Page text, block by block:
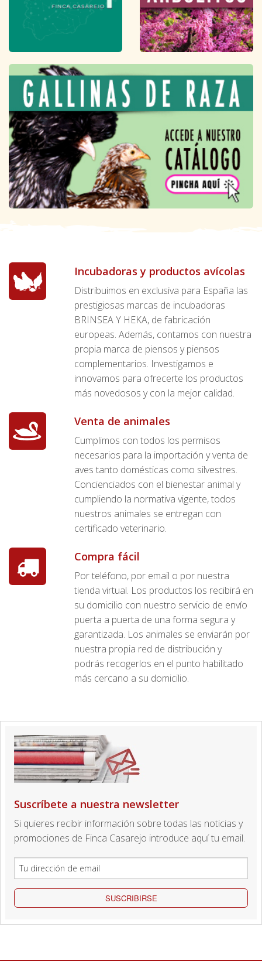
Incubadoras y productos avícolas
Distribuimos en exclusiva para España las
prestigiosas marcas de incubadoras
BRINSEA Y HEKA, de fabricación
europeas. Además, contamos con nuestra
propia marca de piensos y piensos
complementarios. Investigamos e
innovamos para ofrecerte los productos
más novedosos y con la mejor calidad.
Venta de animales
Cumplimos con todos los permisos
necesarios para la importación y venta de
aves tanto domésticas como silvestres.
Concienciados con el bienestar animal y
cumpliendo la normativa vigente, todos
nuestros animales se entregan con
certificado veterinario.
Compra fácil
Por teléfono, por email o por nuestra
tienda virtual. Los productos los recibirá en
su domicilio con nuestro servicio de envío
puerta a puerta de una forma segura y
garantizada. Los animales se enviarán por
nuestra propia red de distribución y
podrás recogerlos en el punto habilitado
más cercano a su domicilio.
Suscríbete a nuestra newsletter
Si quieres recibir información sobre todas las noticias y
promociones de Finca Casarejo introduce aquí tu email.
SUSCRIBIRSE